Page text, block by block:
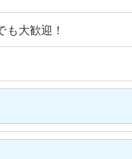
す。
。
がございますので予
も大歓迎！